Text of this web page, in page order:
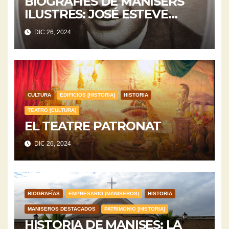
ILUSTRES: JOSÉ ESTEVE
SERRA
DIC 26, 2024
CULTURA EDIFICIOS [HISTORIA] HISTORIA
TEATRO [CULTURA]
EL TEATRE PATRONAT
DIC 26, 2024
BIOGRAFÍAS EMPRESARIO [MANISEROS] HISTORIA
MANISEROS DESTACADOS PATRIMONIO [HISTORIA]
HISTORIA DE MANISES: LA